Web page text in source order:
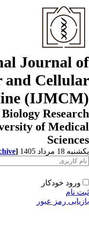
Journal
and
Biology
of
18 مرداد 1405 ]
ورود خودکار
نام
رمز عبور